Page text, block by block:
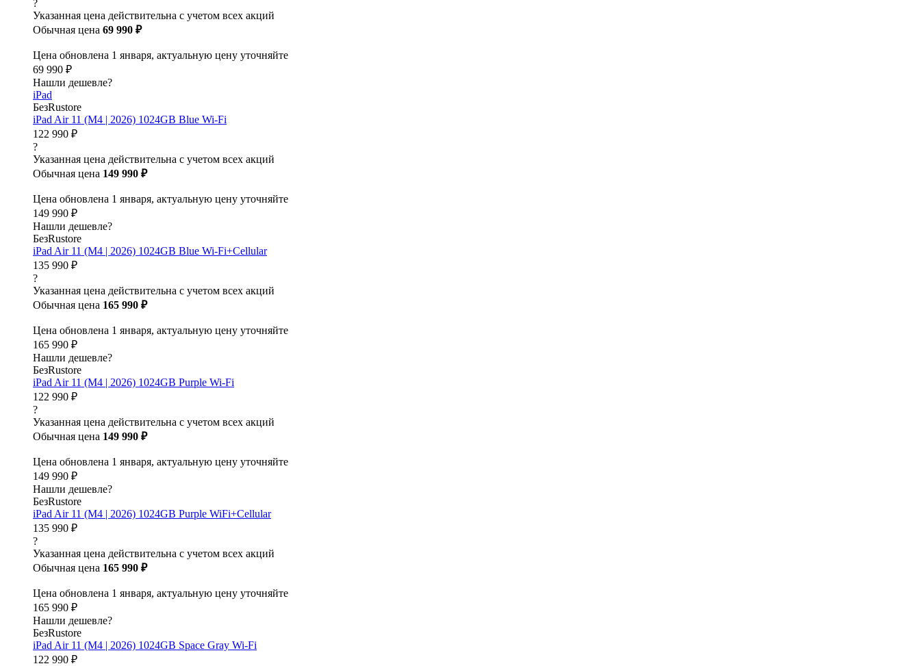
?
Указанная цена действительна с учетом всех акций
Обычная цена 69 990 ₽
Цена обновлена 1 января, актуальную цену уточняйте
69 990 ₽
Нашли дешевле?
iPad
БезRustore
iPad Air 11 (M4 | 2026) 1024GB Blue Wi-Fi
122 990 ₽
?
Указанная цена действительна с учетом всех акций
Обычная цена 149 990 ₽
Цена обновлена 1 января, актуальную цену уточняйте
149 990 ₽
Нашли дешевле?
БезRustore
iPad Air 11 (M4 | 2026) 1024GB Blue Wi-Fi+Cellular
135 990 ₽
?
Указанная цена действительна с учетом всех акций
Обычная цена 165 990 ₽
Цена обновлена 1 января, актуальную цену уточняйте
165 990 ₽
Нашли дешевле?
БезRustore
iPad Air 11 (M4 | 2026) 1024GB Purple Wi-Fi
122 990 ₽
?
Указанная цена действительна с учетом всех акций
Обычная цена 149 990 ₽
Цена обновлена 1 января, актуальную цену уточняйте
149 990 ₽
Нашли дешевле?
БезRustore
iPad Air 11 (M4 | 2026) 1024GB Purple WiFi+Cellular
135 990 ₽
?
Указанная цена действительна с учетом всех акций
Обычная цена 165 990 ₽
Цена обновлена 1 января, актуальную цену уточняйте
165 990 ₽
Нашли дешевле?
БезRustore
iPad Air 11 (M4 | 2026) 1024GB Space Gray Wi-Fi
122 990 ₽